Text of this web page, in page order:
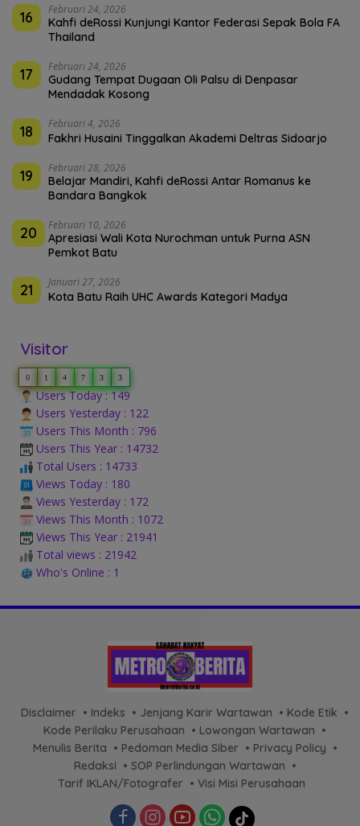
16 Februari 24, 2026
Kahfi deRossi Kunjungi Kantor Federasi Sepak Bola FA
Thailand
17 Februari 24, 2026
Gudang Tempat Dugaan Oli Palsu di Denpasar
Mendadak Kosong
18 Februari 4, 2026
Fakhri Husaini Tinggalkan Akademi Deltras Sidoarjo
19 Februari 28, 2026
Belajar Mandiri, Kahfi deRossi Antar Romanus ke
Bandara Bangkok
20 Februari 10, 2026
Apresiasi Wali Kota Nurochman untuk Purna ASN
Pemkot Batu
21 Januari 27, 2026
Kota Batu Raih UHC Awards Kategori Madya
Visitor
0 1 4 7 3 3
Users Today : 149
Users Yesterday : 122
Users This Month : 796
Users This Year : 14732
Total Users : 14733
Views Today : 180
Views Yesterday : 172
Views This Month : 1072
Views This Year : 21941
Total views : 21942
Who's Online : 1
Disclaimer Indeks Jenjang Karir Wartawan
Kode Etik
Kode Perilaku Perusahaan
Lowongan Wartawan
Menulis Berita
Pedoman Media Siber
Privacy Policy
Redaksi
SOP Perlindungan Wartawan
Tarif IKLAN/Fotografer
Visi Misi Perusahaan